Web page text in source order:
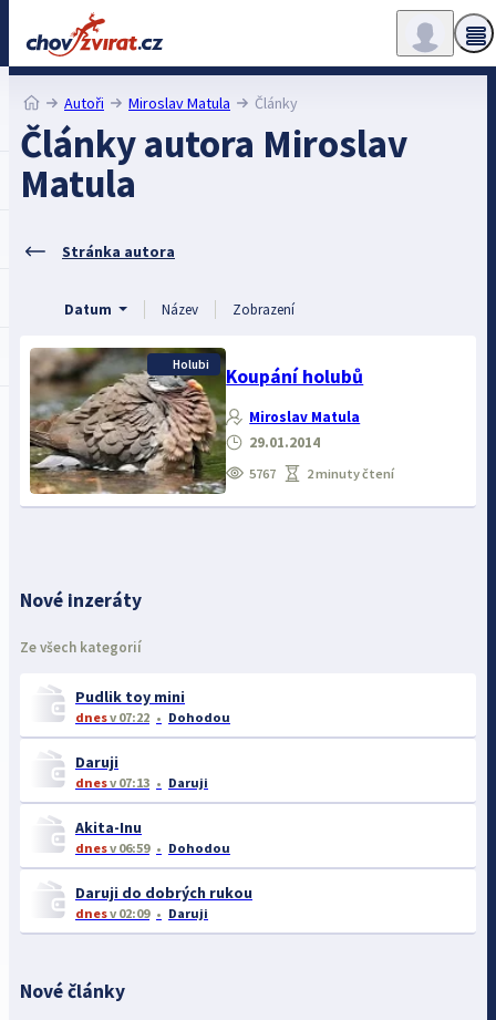
Autoři Miroslav Matula Články
Články autora Miroslav
Matula
Stránka autora
Datum Název Zobrazení
Holubi Koupání holubů
Miroslav Matula
29.01.2014
5767 2 minuty čtení
Nové inzeráty
Ze všech kategorií
Pudlik toy mini
dnesv 07:22 Dohodou
Daruji
dnesv 07:13 Daruji
Akita-Inu
dnesv 06:59 Dohodou
Daruji do dobrých rukou
dnesv 02:09 Daruji
Nové články